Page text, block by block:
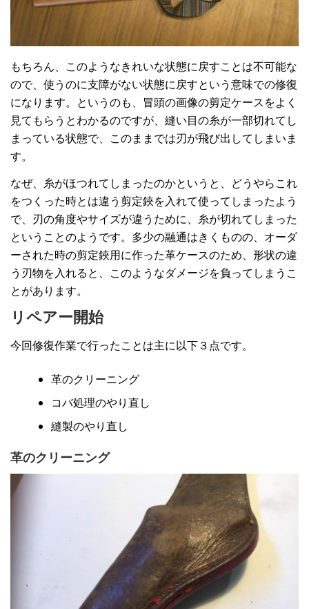
もちろん、このようなきれいな状態に戻すことは不可能な
ので、使うのに支障がない状態に戻すという意味での修復
になります。というのも、冒頭の画像の剪定ケースをよく
見てもらうとわかるのですが、縫い目の糸が一部切れてし
まっている状態で、このままでは刃が飛び出してしまいま
す。
なぜ、糸がほつれてしまったのかというと、どうやらこれ
をつくった時とは違う剪定鋏を入れて使ってしまったよう
で、刃の角度やサイズが違うために、糸が切れてしまった
ということのようです。多少の融通はきくものの、オーダ
ーされた時の剪定鋏用に作った革ケースのため、形状の違
う刃物を入れると、このようなダメージを負ってしまうこ
とがあります。
リペアー開始
今回修復作業で行ったことは主に以下３点です。
革のクリーニング
コバ処理のやり直し
縫製のやり直し
革のクリーニング